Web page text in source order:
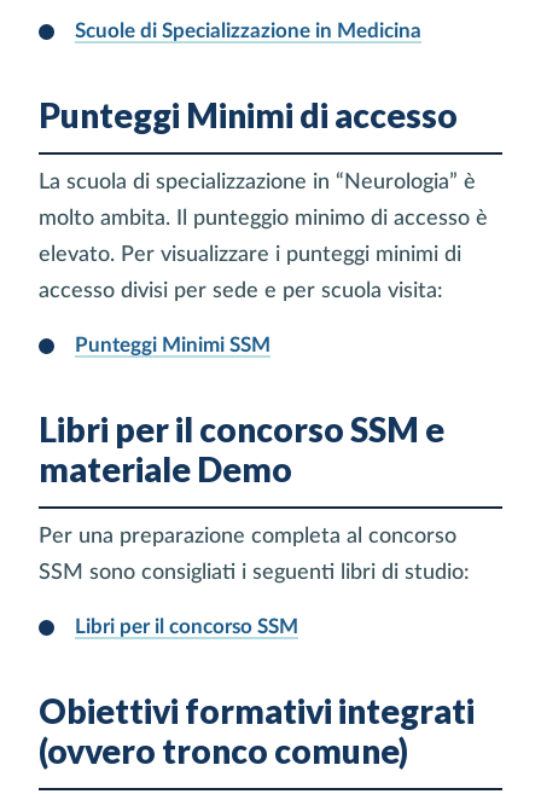
Scuole di Specializzazione in Medicina
Punteggi Minimi di accesso
La scuola di specializzazione in “Neurologia” è
molto ambita. Il punteggio minimo di accesso è
elevato. Per visualizzare i punteggi minimi di
accesso divisi per sede e per scuola visita:
Punteggi Minimi SSM
Libri per il concorso SSM e
materiale Demo
Per una preparazione completa al concorso
SSM sono consigliati i seguenti libri di studio:
Libri per il concorso SSM
Obiettivi formativi integrati
(ovvero tronco comune)